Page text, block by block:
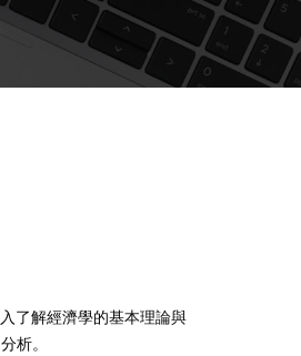
了解經濟學的基本理論與
析。